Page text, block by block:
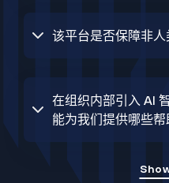
该平台是否保障非人
在组织内部引入 AI
能为我们提供哪些帮